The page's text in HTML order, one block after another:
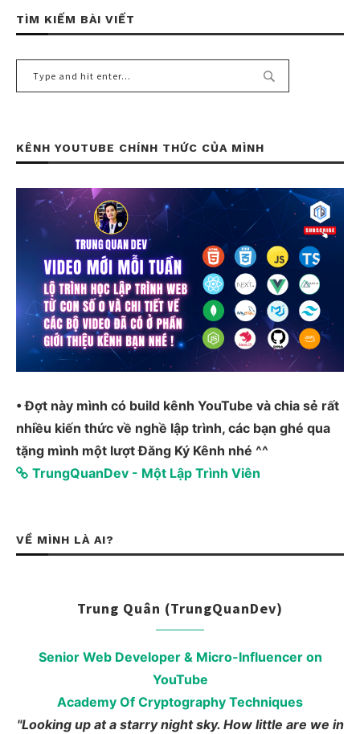
TÌM KIẾM BÀI VIẾT
KÊNH YOUTUBE CHÍNH THỨC CỦA MÌNH
• Đợt này mình có build kênh YouTube và chia sẻ rất
nhiều kiến thức về nghề lập trình, các bạn ghé qua
tặng mình một lượt Đăng Ký Kênh nhé ^^
TrungQuanDev - Một Lập Trình Viên
VỀ MÌNH LÀ AI?
Trung Quân (TrungQuanDev)
Senior Web Developer & Micro-Influencer on
YouTube
Academy Of Cryptography Techniques
"Looking up at a starry night sky. How little are we in